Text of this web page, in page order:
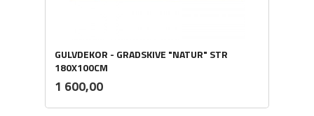
GULVDEKOR - GRADSKIVE "NATUR" STR
180X100CM
Pris
1 600,00mva.